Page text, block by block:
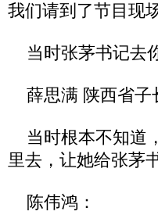
我们请到了节目现
当时张茅书记去
薛思满 陕西省子
当时根本不知道
里去，让她给张茅
陈伟鸿：